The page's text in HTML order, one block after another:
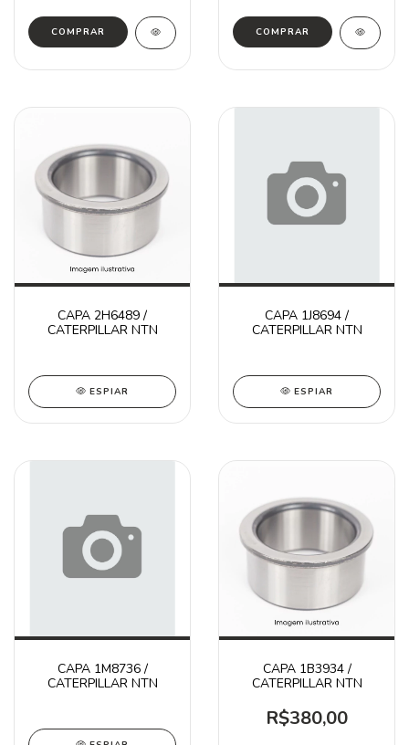
CAPA 2H6489 /
CATERPILLAR NTN
ESPIAR
CAPA 1J8694 /
CATERPILLAR NTN
ESPIAR
CAPA 1M8736 /
CATERPILLAR NTN
CAPA 1B3934 /
CATERPILLAR NTN
R$380,00